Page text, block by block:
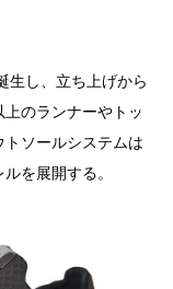
生し、立ち上げから
のランナーやトッ
ソールシステムは
を展開する。